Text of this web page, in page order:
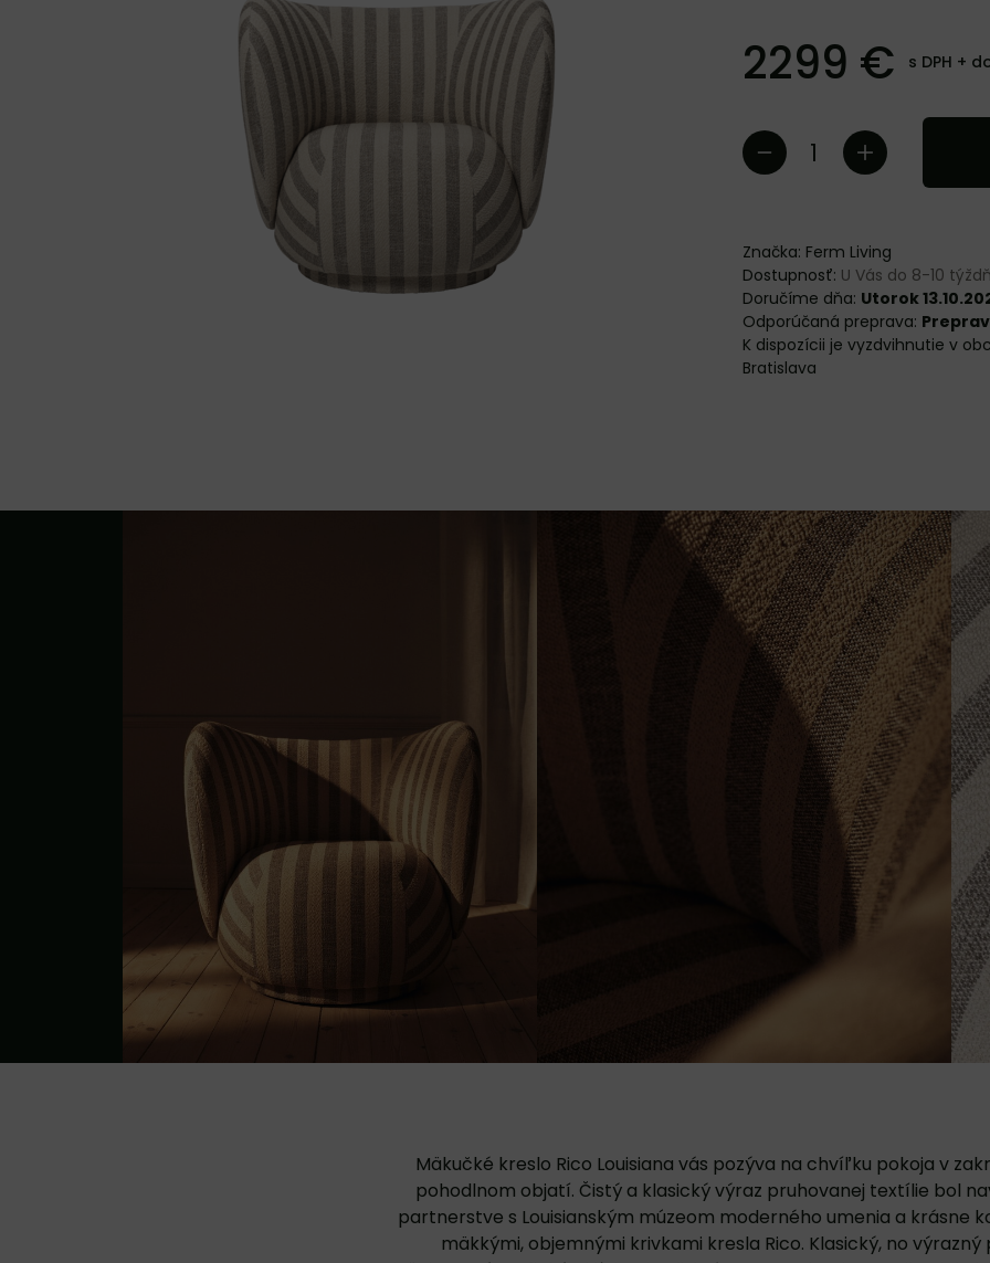
2299 € s DPH +
Značka: Ferm Living
Dostupnosť: U Vás do 8-10
Doručíme dňa: Utorok
Bratislava
Mäkučké kreslo Rico Louisiana vás pozýva na chvíľku pokoja v
pohodlnom objatí. Čistý a klasický výraz pruhovanej textílie bol
partnerstve s Louisianským múzeom moderného umenia a krásne
mäkkými, objemnými krivkami kresla Rico. Klasický, no výrazný